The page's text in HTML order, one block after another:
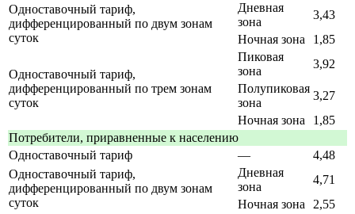
Одноставочный тариф,
дифференцированный по двум зонам
суток
Дневная
зона
3,43
Ночная зона
1,85
Одноставочный тариф,
дифференцированный по трем зонам
суток
Пиковая
зона
3,92
Полупиковая
зона
3,27
Ночная зона
1,85
Потребители, приравненные к населению
Одноставочный тариф
—
4,48
Одноставочный тариф,
дифференцированный по двум зонам
суток
Дневная
зона
4,71
Ночная зона 2,55